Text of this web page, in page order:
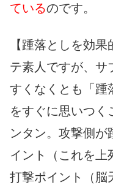
ているのです。
【踵落としを効
テ素人ですが、サ
すくなくとも「踵
をすぐに思いつく
ンタン。攻撃側が
イント（これを上
打撃ポイント（脳